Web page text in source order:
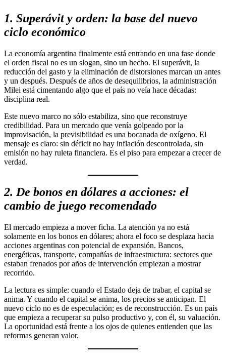
1. Superávit y orden: la base del nuevo
ciclo económico
La economía argentina finalmente está entrando en una fase donde
el orden fiscal no es un slogan, sino un hecho. El superávit, la
reducción del gasto y la eliminación de distorsiones marcan un antes
y un después. Después de años de desequilibrios, la administración
Milei está cimentando algo que el país no veía hace décadas:
disciplina real.
Este nuevo marco no sólo estabiliza, sino que reconstruye
credibilidad. Para un mercado que venía golpeado por la
improvisación, la previsibilidad es una bocanada de oxígeno. El
mensaje es claro: sin déficit no hay inflación descontrolada, sin
emisión no hay ruleta financiera. Es el piso para empezar a crecer de
verdad.
2. De bonos en dólares a acciones: el
cambio de juego recomendado
El mercado empieza a mover ficha. La atención ya no está
solamente en los bonos en dólares; ahora el foco se desplaza hacia
acciones argentinas con potencial de expansión. Bancos,
energéticas, transporte, compañías de infraestructura: sectores que
estaban frenados por años de intervención empiezan a mostrar
recorrido.
La lectura es simple: cuando el Estado deja de trabar, el capital se
anima. Y cuando el capital se anima, los precios se anticipan. El
nuevo ciclo no es de especulación; es de reconstrucción. Es un país
que empieza a recuperar su pulso productivo y, con él, su valuación.
La oportunidad está frente a los ojos de quienes entienden que las
reformas generan valor.